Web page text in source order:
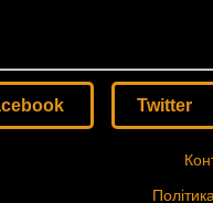
Twitter